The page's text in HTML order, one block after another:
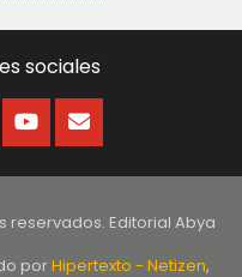
sociales
reservados. Editorial Abya
porHipertexto - Netizen,